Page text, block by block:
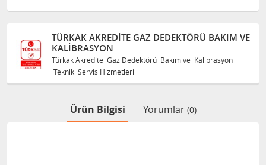
TÜRKAK AKREDITE GAZ DEDEKTÖRÜ BAKIM VE
KALIBRASYON
Türkak Akredite Gaz Dedektörü Bakım ve Kalibrasyon
Teknik Servis Hizmetleri
Ürün Bilgisi Yorumlar (0)